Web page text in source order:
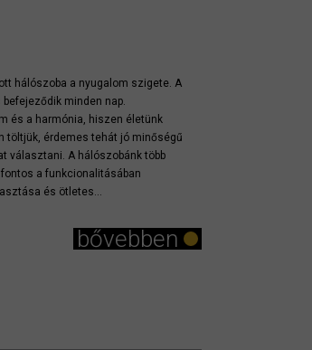
hálószoba a nyugalom szigete. A
minden nap.
és a harmónia, hiszen életünk
töltjük, érdemes tehát jó minőségű
választani. A hálószobánk több
a funkcionalitásában
és ötletes...
bővebben